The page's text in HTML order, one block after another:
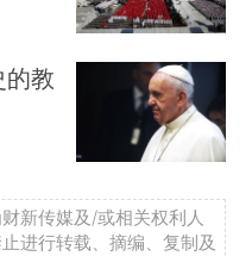
的教
新传媒及/或相关权利人
进行转载、摘编、复制及